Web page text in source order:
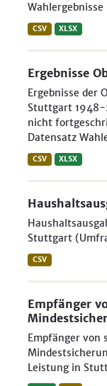
Wahlergebnisse
CSV XLSX
Ergebnisse
Ergebnisse der
Stuttgart 1948-
nicht
Datensatz
CSV XLSX
Stuttgart
CSV
Empfänger
Empfänger von
Leistung in